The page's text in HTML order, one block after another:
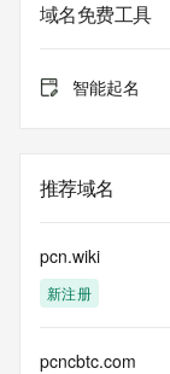
域名免费工具
智能起名
推荐域名
pcn.wiki
新注册
pcncbtc.com